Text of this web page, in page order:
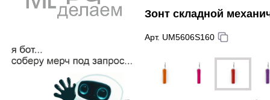
Зонт складной
Арт. UM5606S160